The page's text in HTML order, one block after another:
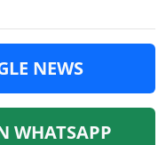
NEWS
WHATSAPP